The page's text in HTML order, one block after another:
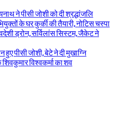
ने पीसी जोशी को दी श्रद्धांजलि
के घर कुर्की की तैयारी, नोटिस चस्पा
ड्रोन, सर्विलांस सिस्टम, जैकेट ने
हुए पीसी जोशी, बेटे ने दी मुखाग्नि
विश्वकर्मा का शव